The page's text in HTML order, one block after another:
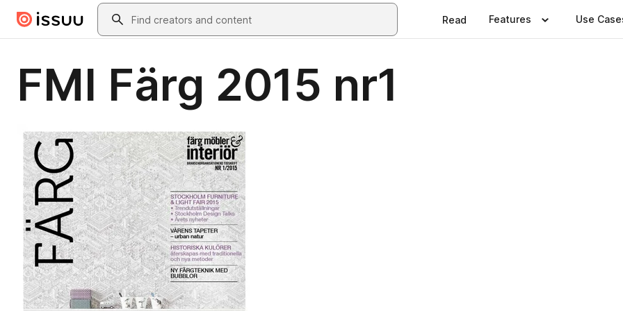
Skip to main contentSearch
Read Features Use
FMI Färg 2015 nr1